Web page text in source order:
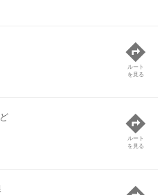
ルート
を見る
ルート
を見る